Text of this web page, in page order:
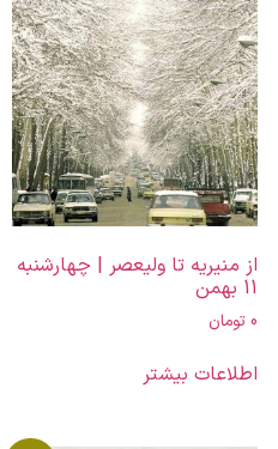
از منیریه تا ولیعصر | چهارشنبه
11 بهمن
0 تومان
اطلاعات بیشتر